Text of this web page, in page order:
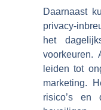
Daarnaast
privacy-
het
voorkeuren.
leiden tot
marketing.
risico’s en